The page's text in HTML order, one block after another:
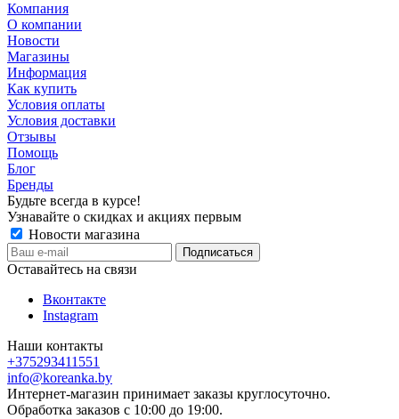
Компания
О компании
Новости
Магазины
Информация
Как купить
Условия оплаты
Условия доставки
Отзывы
Помощь
Блог
Бренды
Будьте всегда в курсе!
Узнавайте о скидках и акциях первым
Новости магазина
Оставайтесь на связи
Вконтакте
Instagram
Наши контакты
+375293411551
info@koreanka.by
Интернет-магазин принимает заказы круглосуточно.
Обработка заказов с 10:00 до 19:00.